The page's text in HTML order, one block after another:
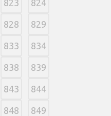
823 824
828 829
833 834
838 839
843 844
848 849